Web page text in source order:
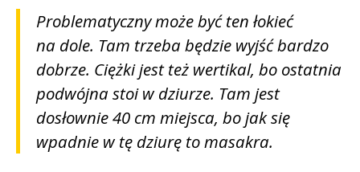
Problematyczny może być ten łokieć
na dole. Tam trzeba będzie wyjść bardzo
dobrze. Ciężki jest też wertikal, bo ostatnia
podwójna stoi w dziurze. Tam jest
dosłownie 40 cm miejsca, bo jak się
wpadnie w tę dziurę to masakra.